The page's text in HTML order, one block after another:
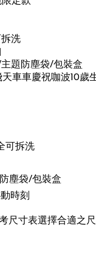
洗
題防塵袋/包裝盒
車車慶祝咖波10歲
可拆洗
塵袋/包裝盒
時刻
尺寸表選擇合適之